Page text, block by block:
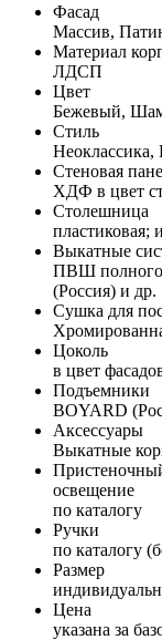
Фасад
Массив,
Материал
ЛДСП
Цвет
Бежевый,
Стиль
Неоклассика,
Стеновая
ХДФ в цвет
Столешница
пластиковая;
Выкатные
ПВШ полного
(Россия) и др.
Сушка для
Цоколь
в цвет
Подъемники
BOYARD
Аксессуары
Выкатные
освещение
по каталогу
Ручки
по каталогу
Размер
Цена
указана за